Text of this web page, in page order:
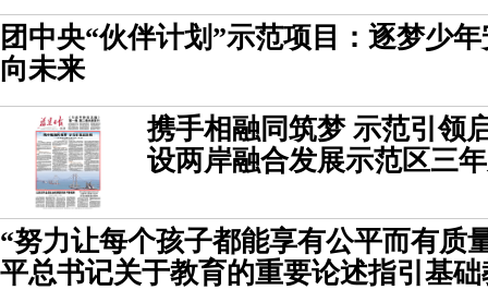
团中央“伙伴计划”示范项目：逐梦少
向未来
携手相融同筑梦 示范引
设两岸融合发展示范区三
“努力让每个孩子都能享有公平而有
平总书记关于教育的重要论述指引基